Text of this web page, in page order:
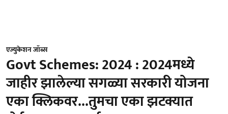
एज्युकेशन जॉब्स
Govt Schemes: 2024 : 2024मध्ये
जाहीर झालेल्या सगळ्या सरकारी योजना
एका क्लिकवर...तुमचा एका झटक्यात